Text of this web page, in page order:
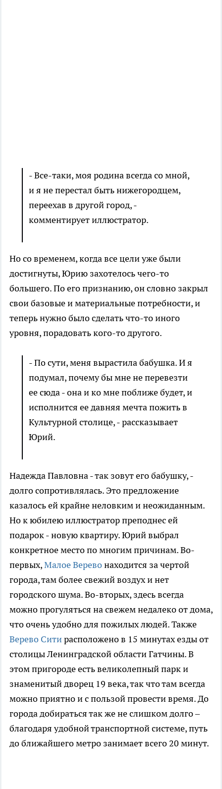
- Все-таки, моя родина всегда со мной,
и я не перестал быть нижегородцем,
переехав в другой город, -
комментирует иллюстратор.
Но со временем, когда все цели уже были
достигнуты, Юрию захотелось чего-то
большего. По его признанию, он словно закрыл
свои базовые и материальные потребности, и
теперь нужно было сделать что-то иного
уровня, порадовать кого-то другого.
- По сути, меня вырастила бабушка. И я
подумал, почему бы мне не перевезти
ее сюда - она и ко мне поближе будет, и
исполнится ее давняя мечта пожить в
Культурной столице, - рассказывает
Юрий.
Надежда Павловна - так зовут его бабушку, -
долго сопротивлялась. Это предложение
казалось ей крайне неловким и неожиданным.
Но к юбилею иллюстратор преподнес ей
подарок - новую квартиру. Юрий выбрал
конкретное место по многим причинам. Во-
первых,Малое Веревонаходится за чертой
города, там более свежий воздух и нет
городского шума. Во-вторых, здесь всегда
можно прогуляться на свежем недалеко от дома,
что очень удобно для пожилых людей. Также
Верево Ситирасположено в 15 минутах езды от
столицы Ленинградской области Гатчины. В
этом пригороде есть великолепный парк и
знаменитый дворец 19 века, так что там всегда
можно приятно и с пользой провести время. До
города добираться так же не слишком долго –
благодаря удобной транспортной системе, путь
до ближайшего метро занимает всего 20 минут.